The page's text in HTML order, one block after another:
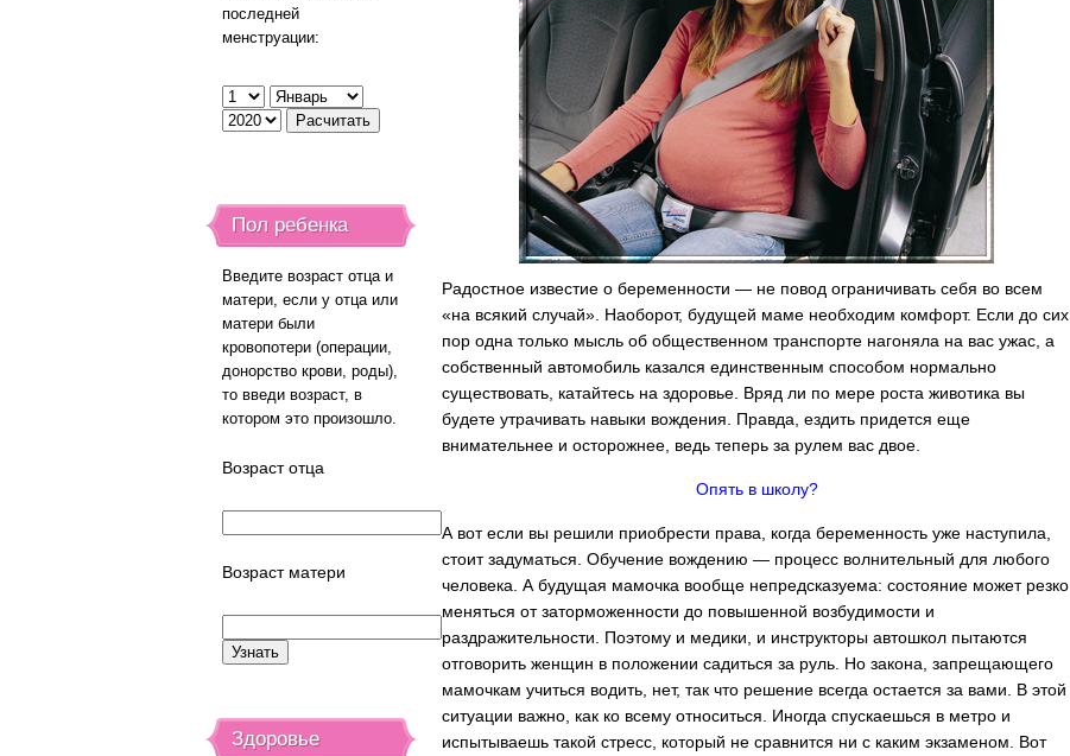
Радостное известие о беременности — не повод ограничивать себя во всем
«на всякий случай». Наоборот, будущей маме необходим комфорт. Если до сих
пор одна только мысль об общественном транспорте нагоняла на вас ужас, а
собственный автомобиль казался единственным способом нормально
существовать, катайтесь на здоровье. Вряд ли по мере роста животика вы
будете утрачивать навыки вождения.
Правда, ездить придется еще
внимательнее и осторожнее, ведь теперь за рулем вас двое.
Опять в школу?
А вот если вы решили приобрести права, когда беременность уже наступила,
стоит задуматься. Обучение вождению — процесс волнительный для любого
человека. А будущая мамочка вообще непредсказуема: состояние может резко
меняться от заторможенности до повышенной возбудимости и
раздражительности. Поэтому и медики, и инструкторы автошкол пытаются
отговорить женщин в положении садиться за руль. Но закона, запрещающего
мамочкам учиться водить, нет, так что решение всегда остается за вами. В этой
ситуации важно, как ко всему относиться. Иногда спускаешься в метро и
испытываешь такой стресс, который не сравнится ни с каким экзаменом. Вот
последней
менструации:
Пол ребенка
Введите возраст отца и
матери, если у отца или
матери были
кровопотери (операции,
донорство крови, роды),
то введи возраст, в
котором это произошло.
Возраст отца
Возраст матери
Здоровье